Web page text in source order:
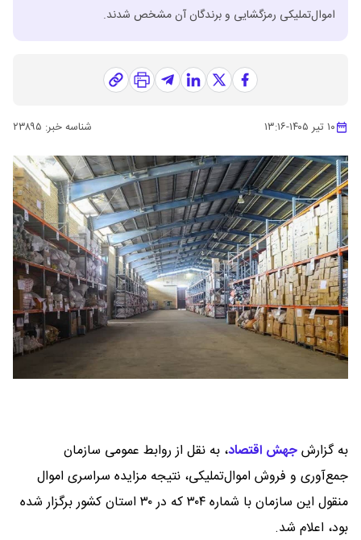
اموال‌تملیکی رمزگشایی و برندگان آن مشخص شدند.
۱۰ تیر ۱۴۰۵ -۱۳:۱۶ شناسه خبر: ۲۳۸۹۵
به گزارشجهش اقتصاد، به نقل از روابط عمومی سازمان
جمع‌آوری و فروش اموال‌تملیکی، نتیجه مزایده سراسری اموال
منقول این سازمان با شماره ۳۰۴ که در ۳۰ استان کشور برگزار شده
بود، اعلام شد.